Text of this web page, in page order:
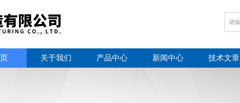
关于我们 产品中心 新闻中心 技术文章